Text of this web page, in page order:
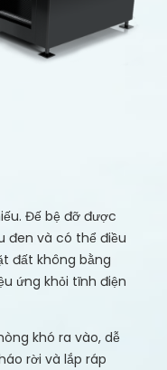
Đế bệ đỡ được
đen và có thể điều
đất không bằng
ứng khỏi tĩnh điện
khó ra vào, dễ
rời và lắp ráp